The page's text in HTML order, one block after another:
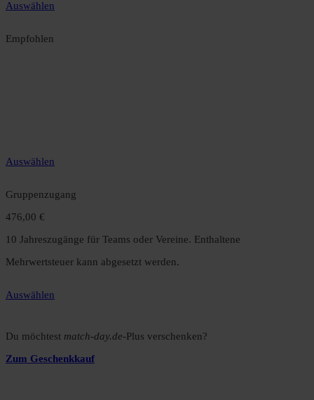
Auswählen
Empfohlen
Auswählen
Gruppenzugang
476,00 €
10 Jahreszugänge für Teams oder Vereine. Enthaltene
Mehrwertsteuer kann abgesetzt werden.
Auswählen
Du möchtest match-day.de-Plus verschenken?
Zum Geschenkkauf